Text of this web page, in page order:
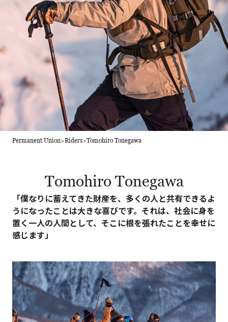
Permanent Union>Riders>Tomohiro Tonegawa
Tomohiro Tonegawa
「僕なりに蓄えてきた財産を、多くの人と共有できるよ
うになったことは大きな喜びです。それは、社会に身を
置く一人の人間として、そこに根を張れたことを幸せに
感じます」